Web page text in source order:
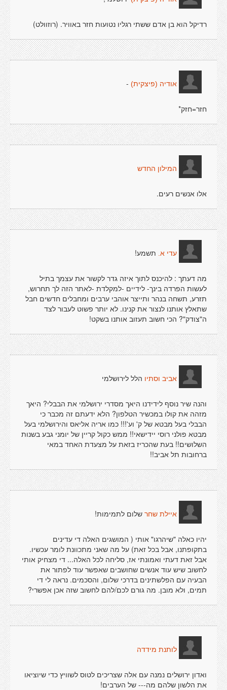
רדיקל הוא בן אדם ששתי רגליו נטועות חזר באוויר. (רוזוולט)
אודיה (פיצקית) -
חזר=חזק*
המילון החדש
אלו אנשים רעים.
עדי א. תשמע!
מה דעתך : להיכנס לתוך איזה גדר לקשור את עצמך בתיל
לעשות הפרדה בינך- לידיים -למקלדת -לאתר הזה לך תחרוש,
תזרע, תשחה בנהר ותייצר אוהבי ערבים ומחבלים חדשים חבל
שתאלץ אותנו לנצור את קנינו. לא יותר פשוט לעבור לצד
ה"צודק"? הכי חשוב תעזוב אותנו בשקט!
אביב וסתיו הלל לירושלמי
והנה שיר נוסף לידידנו היאך מסדרי ירושלמי את הבבלי? היאך
מזהה את קולו במכשיר הטלפון? הלא ידעתם זה מכבר כי
הבבלי בעל מבטא של ק' וע'!!! כמו אריה אליאס והירושלמי בעל
מבטא פולני רוסי יידישאי!! ממש כקול קריין של יומני גבע בשנות
השלושים!! בעת שהכריז בזאת על מצעדת האחד במאי
ברחובות תל אביב!!
איילת שחר שלום לתמימות!
יהיו כאלה "שיהרגו" אותי ( המושגים האלה די עדינים
בתקופתנו, אבל בכל זאת) על מה שאני מתכוונת לומר עכשיו.
אבל זאת דעתי ואמונתי אז, סליחה לכל האלה... די מצחיק אותי
לחשוב שיש עוד אנשים שחושבים שאפשר עוד לפתור את
הבעיה עם הפלשתינים בדרכי שלום, והסכמים. נראה לי די
תמים, ולא מובן. מה גורם לכם/להם לחשוב שזה אכן אפשרי?
לותנת מידדה
ואדון ירושלים נמנה עם אלה שצריכים לטוס לשוויץ כדי שיוציאו
את הלשון שלהם מה--- של הערבים!